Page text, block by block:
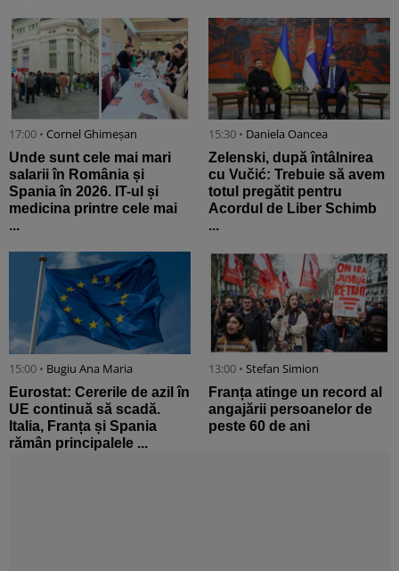
17:00 • Cornel Ghimeșan
Unde sunt cele mai mari
salarii în România și
Spania în 2026. IT-ul și
medicina printre cele mai
...
15:30 • Daniela Oancea
Zelenski, după întâlnirea
cu Vučić: Trebuie să avem
totul pregătit pentru
Acordul de Liber Schimb
...
15:00 • Bugiu ⁠Ana Maria
Eurostat: Cererile de azil în
UE continuă să scadă.
Italia, Franța și Spania
rămân principalele ...
13:00 • Stefan Simion
Franța atinge un record al
angajării persoanelor de
peste 60 de ani